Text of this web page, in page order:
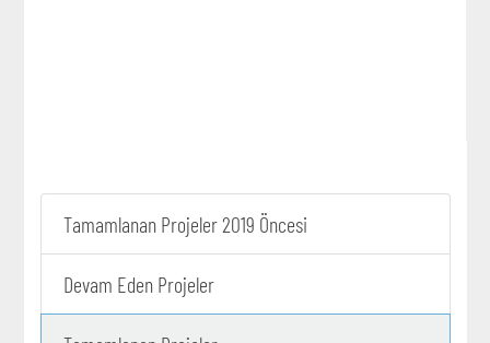
Tamamlanan Projeler 2019 Öncesi
Devam Eden Projeler